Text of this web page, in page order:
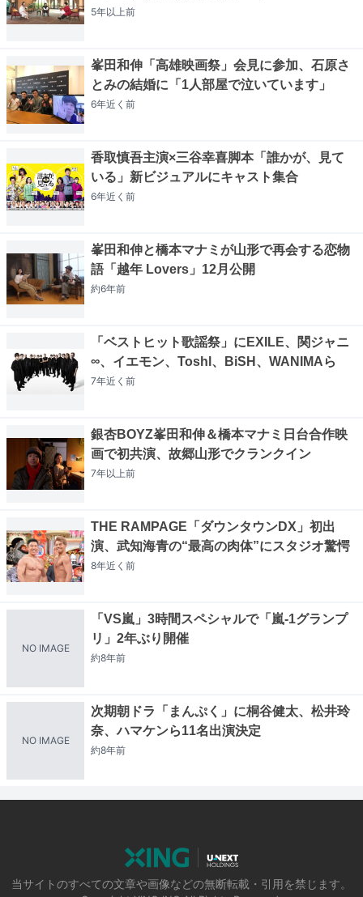
5年以上前
峯田和伸「高雄映画祭」会見に参加、石原さ
とみの結婚に「1人部屋で泣いています」
6年近く 前
香取慎吾主演×三谷幸喜脚本「誰かが、見て
いる」新ビジュアルにキャスト集合
6年近く 前
峯田和伸と橋本マナミが山形で再会する恋物
語「越年 Lovers」12月公開
約6年前
「ベストヒット歌謡祭」にEXILE、関ジャニ
∞、イエモン、Toshl、BiSH、WANIMAら
7年近く 前
銀杏BOYZ峯田和伸＆橋本マナミ日台合作映
画で初共演、故郷山形でクランクイン
7年以上前
THE RAMPAGE「ダウンタウンDX」初出
演、武知海青の“最高の肉体”にスタジオ驚愕
8年近く 前
NO IMAGE
「VS嵐」3時間スペシャルで「嵐-1グランプ
リ」2年ぶり開催
約8年前
NO IMAGE
次期朝ドラ「まんぷく」に桐谷健太、松井玲
奈、ハマケンら11名出演決定
約8年前
当サイトのすべての文章や画像などの無断転載・引用を禁じます。